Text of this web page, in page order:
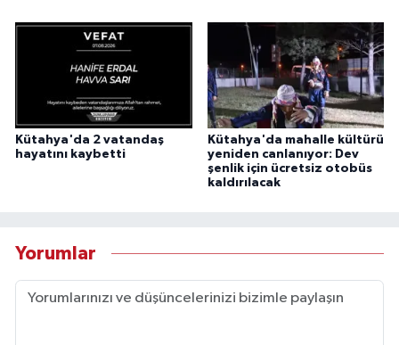
Kütahya'da 2 vatandaş
hayatını kaybetti
Kütahya'da mahalle kültürü
yeniden canlanıyor: Dev
şenlik için ücretsiz otobüs
kaldırılacak
Yorumlar